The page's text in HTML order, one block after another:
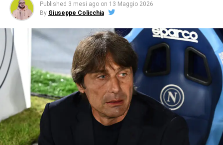
Published 3 mesi ago on 13 Maggio 2026
By Giuseppe Colicchia